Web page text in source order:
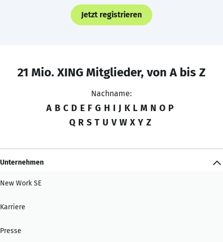
Jetzt registrieren
21 Mio. XING Mitglieder, von A bis Z
Nachname:
A B C D E F G H I J K L M N O P
Q R S T U V W X Y Z
Unternehmen
New Work SE
Karriere
Presse